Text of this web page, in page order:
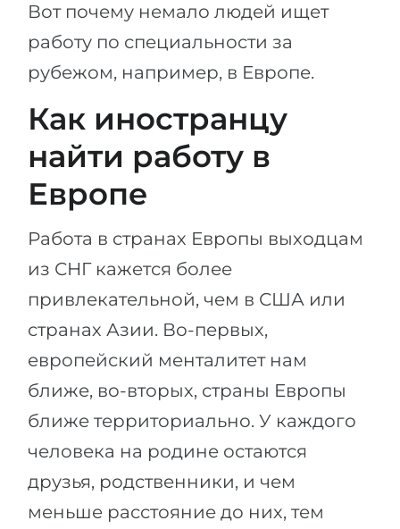
Вот почему немало людей ищет
работу по специальности за
рубежом, например, в Европе.
Как иностранцу
найти работу в
Европе
Работа в странах Европы выходцам
из СНГ кажется более
привлекательной, чем в США или
странах Азии. Во-первых,
европейский менталитет нам
ближе, во-вторых, страны Европы
ближе территориально. У каждого
человека на родине остаются
друзья, родственники, и чем
меньше расстояние до них, тем